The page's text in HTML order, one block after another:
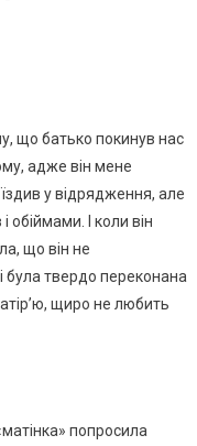
що батько покинув нас
адже він мене
у відрядження, але
І коли він
що він не
була твердо переконана
щиро не любить
попросила